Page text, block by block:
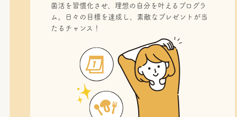
菌活を習慣化させ、理想の自分を叶えるプログラ
ム。日々の目標を達成し、素敵なプレゼントが当
たるチャンス！